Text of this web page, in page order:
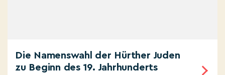
Die Namenswahl der Hürther Juden
zu Beginn des 19. Jahrhunderts